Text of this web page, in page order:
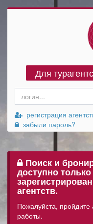
Для
регистрация
забыли пароль?
Поиск и
доступно
агентств.
Пожалуйста,
работы.